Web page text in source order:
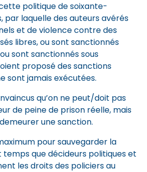
politique de soixante-
par laquelle des auteurs avérés
et de violence contre des
libres, ou sont sanctionnés
sont sanctionnés sous
proposé des sanctions
sont jamais exécutées.
qu’on ne peut/doit pas
de peine de prison réelle, mais
une sanction.
pour sauvegarder la
que décideurs politiques et
les droits des policiers au